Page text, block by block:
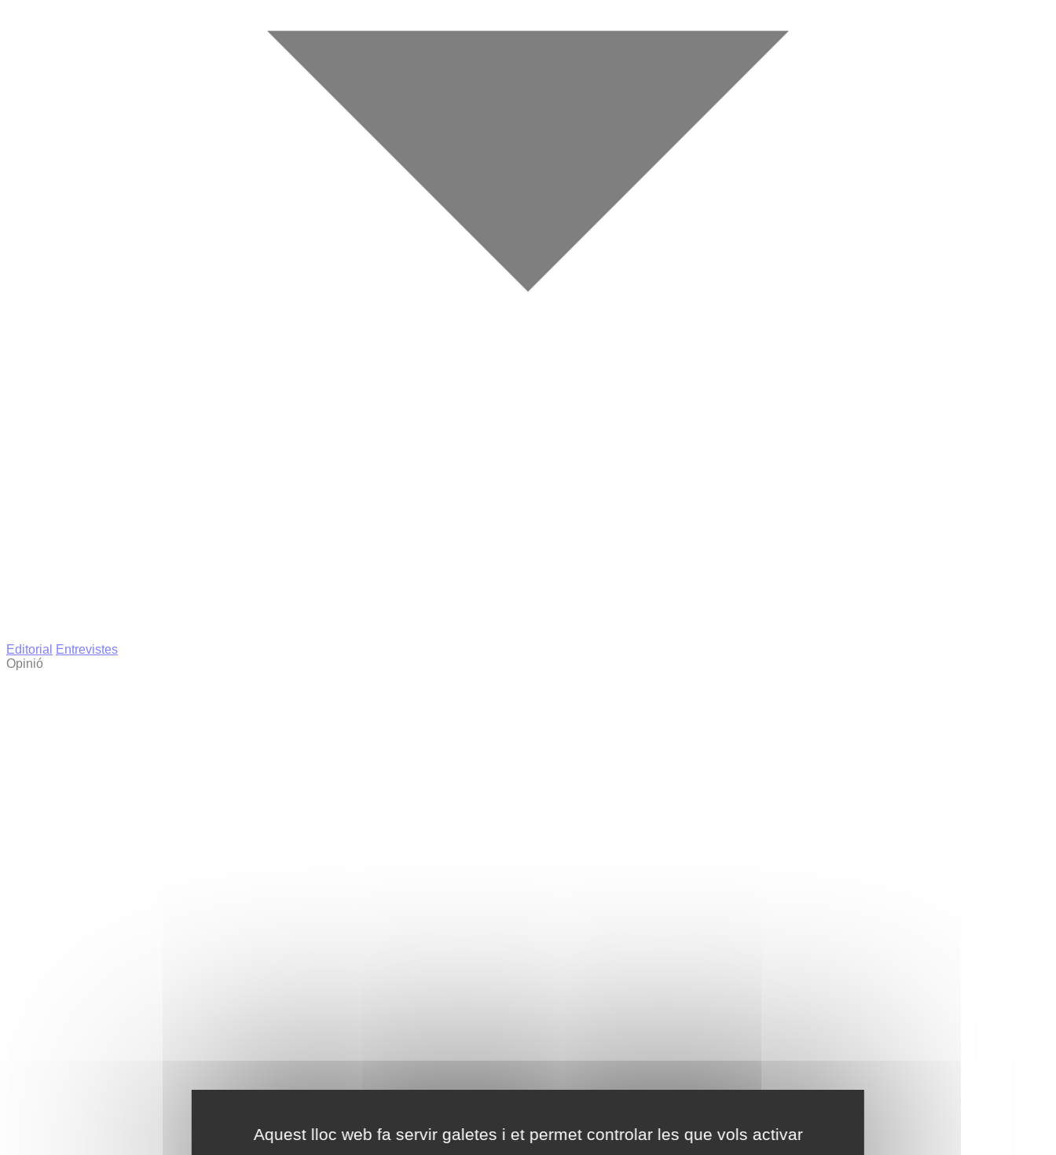
Aquest lloc web fa servir galetes i et permet controlar les que vols activar
Editorial
Entrevistes
Opinió